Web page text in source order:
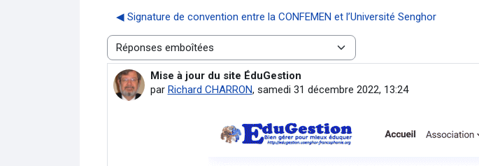
◀︎ Signature de convention entre la CONFEMEN et l’Université Senghor
Type d’affichage
Mise à jour du site ÉduGestion
par Richard CHARRON, samedi 31 décembre 2022, 13:24
Nombre de réponses : 0